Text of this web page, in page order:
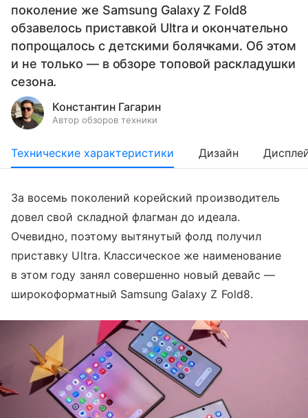
поколение же Samsung Galaxy Z Fold8
обзавелось приставкой Ultra и окончательно
попрощалось с детскими болячками. Об этом
и не только — в обзоре топовой раскладушки
сезона.
Константин Гагарин
Автор обзоров техники
Технические характеристики Дизайн
За восемь поколений корейский производитель
довел свой складной флагман до идеала.
Очевидно, поэтому вытянутый фолд получил
приставку Ultra. Классическое же наименование
в этом году занял совершенно новый девайс —
широкоформатный Samsung Galaxy Z Fold8.